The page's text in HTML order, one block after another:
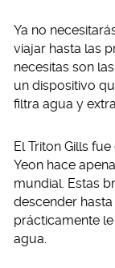
Ya no
viajar hasta las
necesitas son
un dispositivo
filtra agua y
El Triton Gills
Yeon hace
mundial. Estas
descender
prácticamente
agua.